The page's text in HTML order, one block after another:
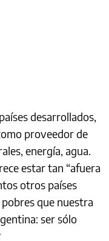
desarrollados,
proveedor de
energía, agua.
estar tan “afuera
otros países
que nuestra
ser sólo